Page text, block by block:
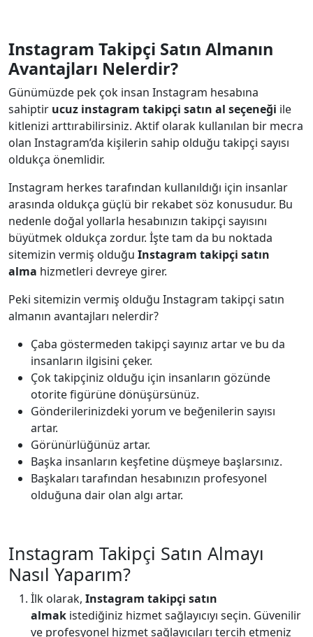
Instagram Takipçi Satın Almanın
Avantajları Nelerdir?
Günümüzde pek çok insan Instagram hesabına
sahiptir ucuz instagram takipçi satın al seçeneği ile
kitlenizi arttırabilirsiniz. Aktif olarak kullanılan bir mecra
olan Instagram’da kişilerin sahip olduğu takipçi sayısı
oldukça önemlidir.
Instagram herkes tarafından kullanıldığı için insanlar
arasında oldukça güçlü bir rekabet söz konusudur. Bu
nedenle doğal yollarla hesabınızın takipçi sayısını
büyütmek oldukça zordur. İşte tam da bu noktada
sitemizin vermiş olduğu Instagram takipçi satın
alma hizmetleri devreye girer.
Peki sitemizin vermiş olduğu Instagram takipçi satın
almanın avantajları nelerdir?
Çaba göstermeden takipçi sayınız artar ve bu da
insanların ilgisini çeker.
Çok takipçiniz olduğu için insanların gözünde
otorite figürüne dönüşürsünüz.
Gönderilerinizdeki yorum ve beğenilerin sayısı
artar.
Görünürlüğünüz artar.
Başka insanların keşfetine düşmeye başlarsınız.
Başkaları tarafından hesabınızın profesyonel
olduğuna dair olan algı artar.
Instagram Takipçi Satın Almayı
Nasıl Yaparım?
İlk olarak, Instagram takipçi satın
almak istediğiniz hizmet sağlayıcıyı seçin. Güvenilir
ve profesyonel hizmet sağlayıcıları tercih etmeniz